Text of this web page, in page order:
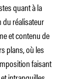
quant à la
du réalisateur
et contenu de
plans, où les
faisant